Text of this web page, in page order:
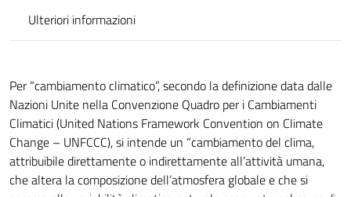
Ulteriori informazioni
Per “cambiamento climatico”, secondo la definizione data dalle
Nazioni Unite nella Convenzione Quadro per i Cambiamenti
Climatici (United Nations Framework Convention on Climate
Change – UNFCCC), si intende un “cambiamento del clima,
attribuibile direttamente o indirettamente all’attività umana,
che altera la composizione dell’atmosfera globale e che si